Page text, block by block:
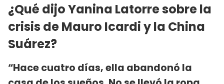
¿Qué dijo Yanina Latorre sobre la
crisis de Mauro Icardi y la China
Suárez?
“Hace cuatro días, ella abandonó la